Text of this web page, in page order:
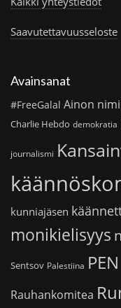
Saavutettavuusseloste
Avainsanat
#FreeGalal Ainon
Charlie Hebdo demokratia
journalismi
kunniajäsen
monikielisyys
Sentsov Palestiina
Rauhankomitea